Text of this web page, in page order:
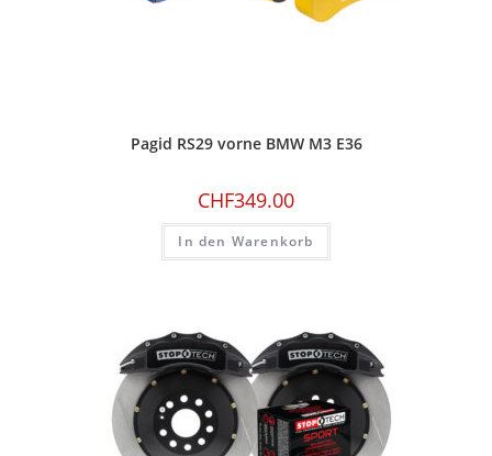
Pagid RS29 vorne BMW M3 E36
CHF349.00
In den Warenkorb